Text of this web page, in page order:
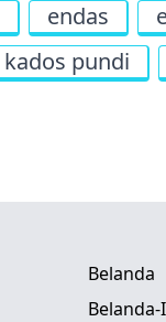
endas
kados pundi
Belanda